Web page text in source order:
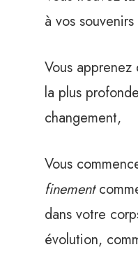
à vos
Vous
la plus
changement,
Vous
finement
dans votre
évolution,